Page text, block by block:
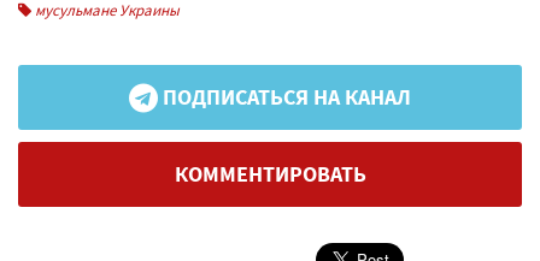
мусульмане Украины
ПОДПИСАТЬСЯ НА КАНАЛ
КОММЕНТИРОВАТЬ